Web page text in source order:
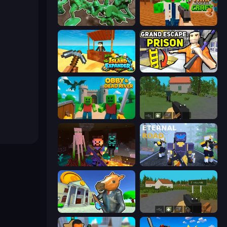
Soldiers - Capture and Control! Trap Craft 2
Island Expander Grand Escape: Prison
Obby & Dead River WorldZ
ZombieCraft Eternal Road
Bank Robbery 3 ZombieCraft.io